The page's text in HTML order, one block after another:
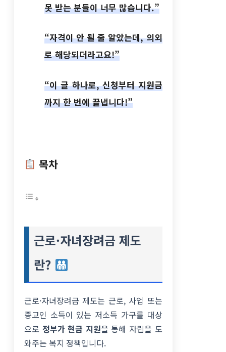
못 받는 분들이 너무 많습니다.”
“자격이 안 될 줄 알았는데, 의외
로 해당되더라고요!”
“이 글 하나로, 신청부터 지원금
까지 한 번에 끝냅니다!”
목차
근로·자녀장려금 제도
란?
근로·자녀장려금 제도는 근로, 사업 또는
종교인 소득이 있는 저소득 가구를 대상
으로 정부가 현금 지원을 통해 자립을 도
와주는 복지 정책입니다.